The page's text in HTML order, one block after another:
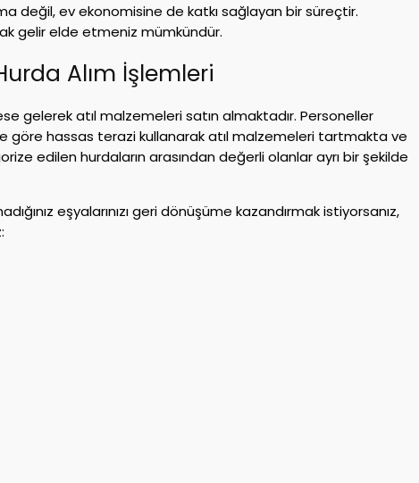
değil, ev ekonomisine de katkı sağlayan bir süreçtir.
gelir elde etmeniz mümkündür.
Alım İşlemleri
gelerek atıl malzemeleri satın almaktadır. Personeller
göre hassas terazi kullanarak atıl malzemeleri tartmakta ve
edilen hurdaların arasından değerli olanlar ayrı bir şekilde
eşyalarınızı geri dönüşüme kazandırmak istiyorsanız,